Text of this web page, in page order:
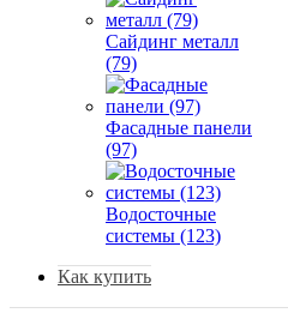
Сайдинг металл
(79)
Фасадные панели
(97)
Водосточные
системы (123)
Как купить